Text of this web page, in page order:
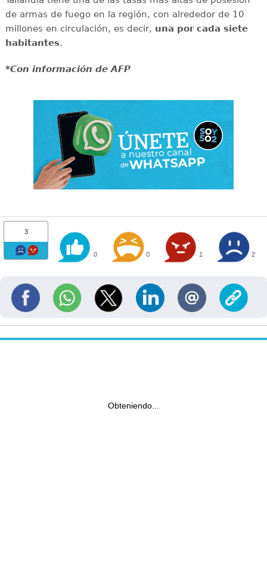
de armas de fuego en la región, con alrededor de 10
millones en circulación, es decir, una por cada siete
habitantes.
*Con información de AFP
3
0 0 1 2
Obteniendo...